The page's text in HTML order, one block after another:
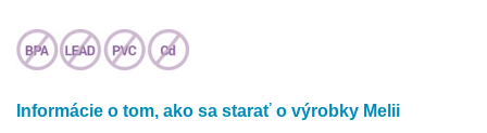
Informácie o tom, ako sa starať o výrobky Melii